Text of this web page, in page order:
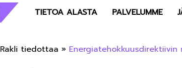
TIETOA ALASTA PALVELUMME
Rakli tiedottaa » Energiatehokkuusdirektiivin